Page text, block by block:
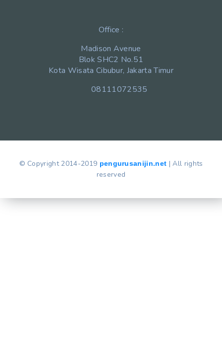
Office :
Madison Avenue
Blok SHC2 No.51
Kota Wisata Cibubur, Jakarta Timur
08111072535
© Copyright 2014-2019 pengurusanijin.net | All rights
reserved